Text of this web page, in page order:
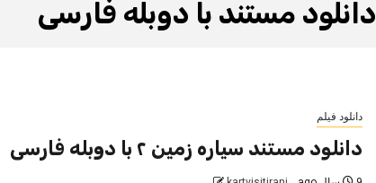
دانلود مستند با دوبله فارسی
دانلود فیلم
دانلود مستند سیاره زمین ۲ با دوبله فارسی